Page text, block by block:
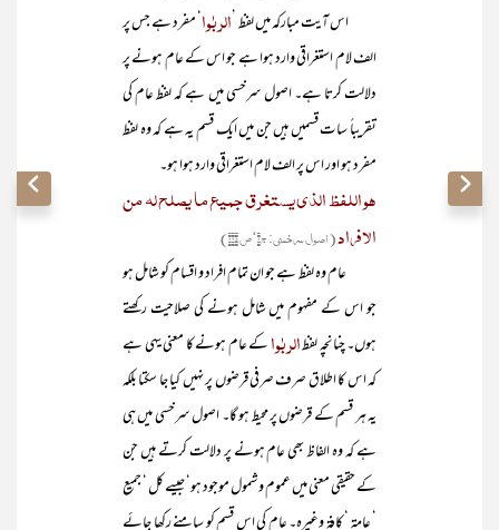
اس آیت مبارکہ میں لفظ ’ الربٰوا ‘ مفرد ہے جس پر
الف لام استغراقی وارد ہوا ہے جو اس کے عام ہونے پر
دلالت کرتا ہے۔ اصول سرخسی میں ہے کہ لفظ عام کی
تقریباً سات قسمیں ہیں جن میں ایک قسم یہ ہے کہ وہ لفظ
مفرد ہو اور اس پر الف لام استغراقی وارد ہوا ہو۔
ھو اللفظ الذی یستغرق جمیع ما یصلح لہ من
الافراد(اصول سرخسی: ج۱‘ص ۱۲۵)
عام وہ لفظ ہے جو ان تمام افراد و اقسام کو شامل ہو
جو اس کے مفہوم میں شامل ہونے کی صلاحیت رکھتے
ہوں۔ چنانچہ لفظالربٰواکے عام ہونے کا معنی یہی ہے
کہ اس کا اطلاق صرف صرفی قرضوں پر نہیں کیا جا سکتا بلکہ
یہ ہر قسم کے قرضوں پر محیط ہو گا۔ اصول سرخسی میں ہی
ہے کہ وہ الفاظ بھی عام ہونے پر دلالت کرتے ہیں جن
کے حقیقی معنی میں عموم و شمول موجود ہو‘ جیسے کل ‘ جمیع
‘ عامۃ ‘ کافۃ وغیرہ۔ عام کی اس قسم کو سامنے رکھا جائے